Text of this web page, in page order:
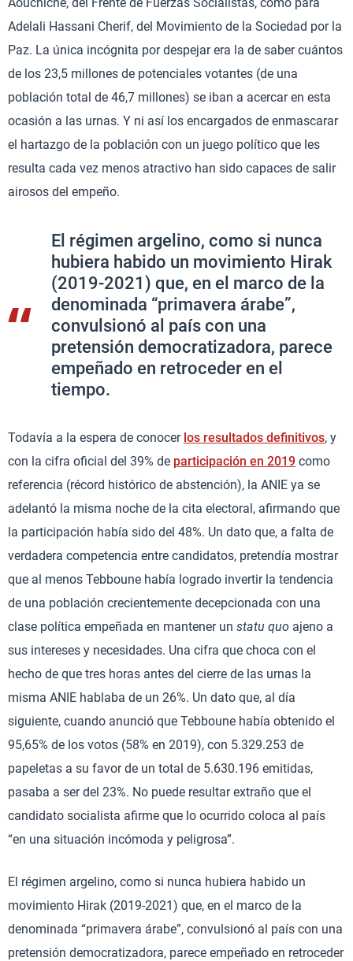
Adelali Hassani Cherif, del Movimiento de la Sociedad por la
Paz. La única incógnita por despejar era la de saber cuántos
de los 23,5 millones de potenciales votantes (de una
población total de 46,7 millones) se iban a acercar en esta
ocasión a las urnas. Y ni así los encargados de enmascarar
el hartazgo de la población con un juego político que les
resulta cada vez menos atractivo han sido capaces de salir
airosos del empeño.
El régimen argelino, como si nunca
hubiera habido un movimiento Hirak
(2019-2021) que, en el marco de la
denominada “primavera árabe”,
convulsionó al país con una
pretensión democratizadora, parece
empeñado en retroceder en el
tiempo.
Todavía a la espera de conocer los resultados definitivos, y
con la cifra oficial del 39% de participación en 2019 como
referencia (récord histórico de abstención), la ANIE ya se
adelantó la misma noche de la cita electoral, afirmando que
la participación había sido del 48%. Un dato que, a falta de
verdadera competencia entre candidatos, pretendía mostrar
que al menos Tebboune había logrado invertir la tendencia
de una población crecientemente decepcionada con una
clase política empeñada en mantener un statu quo ajeno a
sus intereses y necesidades. Una cifra que choca con el
hecho de que tres horas antes del cierre de las urnas la
misma ANIE hablaba de un 26%. Un dato que, al día
siguiente, cuando anunció que Tebboune había obtenido el
95,65% de los votos (58% en 2019), con 5.329.253 de
papeletas a su favor de un total de 5.630.196 emitidas,
pasaba a ser del 23%. No puede resultar extraño que el
candidato socialista afirme que lo ocurrido coloca al país
“en una situación incómoda y peligrosa”.
El régimen argelino, como si nunca hubiera habido un
movimiento Hirak (2019-2021) que, en el marco de la
denominada “primavera árabe”, convulsionó al país con una
pretensión democratizadora, parece empeñado en retroceder